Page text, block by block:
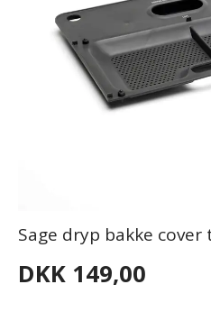
Sage dryp bakke cover
DKK 149,00